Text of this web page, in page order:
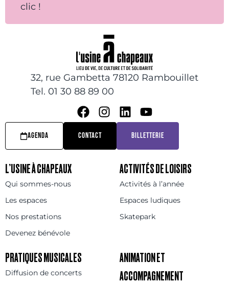
clic !
32, rue Gambetta 78120 Rambouillet
Tel. 01 30 88 89 00
AGENDA CONTACT BILLETTERIE
L’USINE À CHAPEAUX
Qui sommes-nous
Les espaces
Nos prestations
Devenez bénévole
ACTIVITÉS DE LOISIRS
Activités à l’année
Espaces ludiques
Skatepark
PRATIQUES MUSICALES
Diffusion de concerts
ANIMATION ET
ACCOMPAGNEMENT